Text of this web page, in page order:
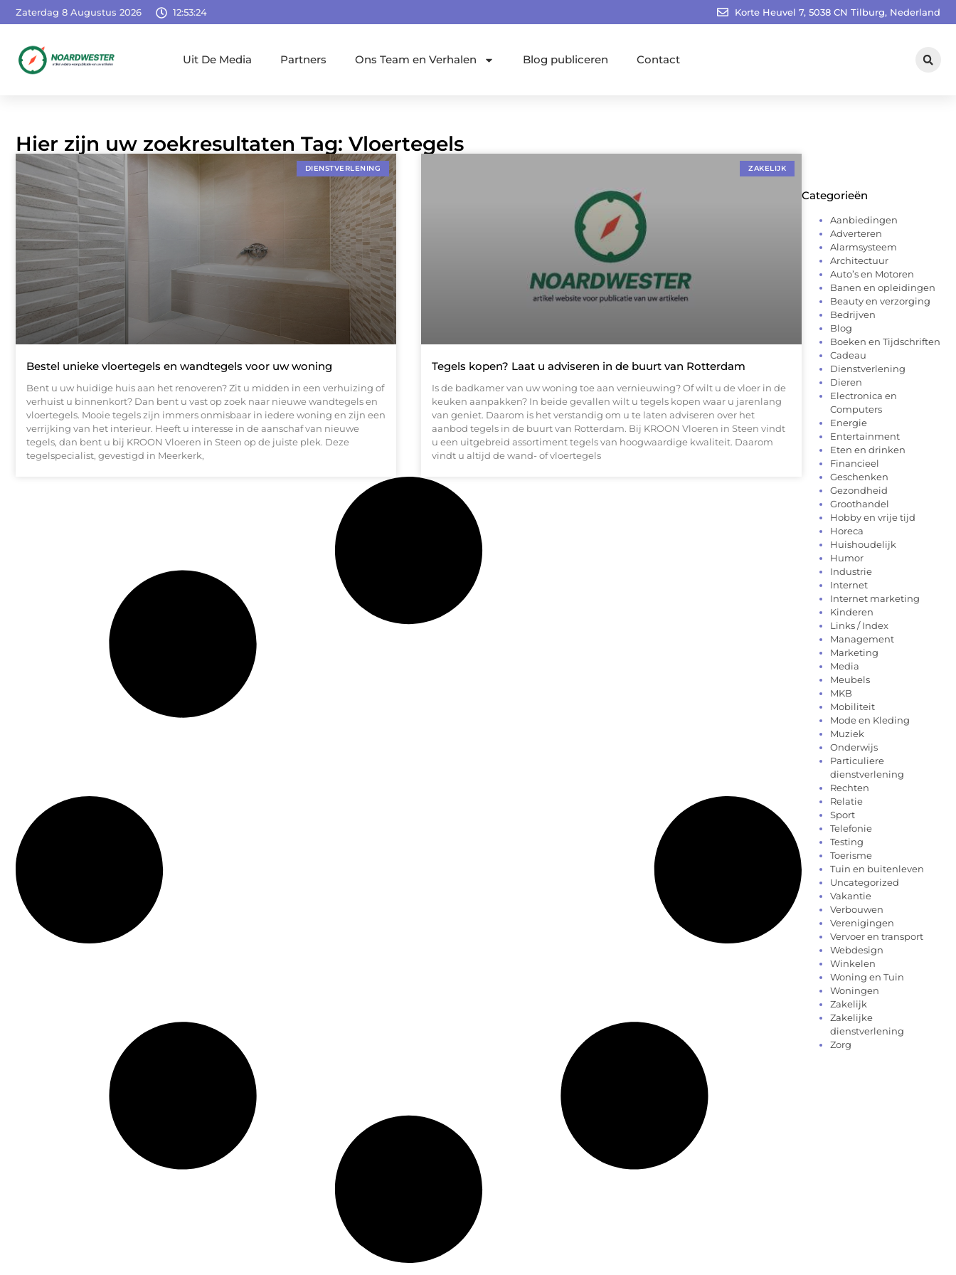
Zaterdag 8 Augustus 2026 12:53:25 Korte Heuvel 7, 5038 CN Tilburg, Nederland
Uit De Media Partners Ons Team en Verhalen Blog publiceren Contact
Hier zijn uw zoekresultaten Tag: Vloertegels
DIENSTVERLENING
Bestel unieke vloertegels en wandtegels voor uw woning
Bent u uw huidige huis aan het renoveren? Zit u midden in een verhuizing of
verhuist u binnenkort? Dan bent u vast op zoek naar nieuwe wandtegels en
vloertegels. Mooie tegels zijn immers onmisbaar in iedere woning en zijn een
verrijking van het interieur. Heeft u interesse in de aanschaf van nieuwe
tegels, dan bent u bij KROON Vloeren in Steen op de juiste plek. Deze
tegelspecialist, gevestigd in Meerkerk,
ZAKELIJK
Tegels kopen? Laat u adviseren in de buurt van Rotterdam
Is de badkamer van uw woning toe aan vernieuwing? Of wilt u de vloer in de
keuken aanpakken? In beide gevallen wilt u tegels kopen waar u jarenlang
van geniet. Daarom is het verstandig om u te laten adviseren over het
aanbod tegels in de buurt van Rotterdam. Bij KROON Vloeren in Steen vindt
u een uitgebreid assortiment tegels van hoogwaardige kwaliteit. Daarom
vindt u altijd de wand- of vloertegels
Categorieën
Aanbiedingen
Adverteren
Alarmsysteem
Architectuur
Auto’s en Motoren
Banen en opleidingen
Beauty en verzorging
Bedrijven
Blog
Boeken en Tijdschriften
Cadeau
Dienstverlening
Dieren
Electronica en
Computers
Energie
Entertainment
Eten en drinken
Financieel
Geschenken
Gezondheid
Groothandel
Hobby en vrije tijd
Horeca
Huishoudelijk
Humor
Industrie
Internet
Internet marketing
Kinderen
Links / Index
Management
Marketing
Media
Meubels
MKB
Mobiliteit
Mode en Kleding
Muziek
Onderwijs
Particuliere
dienstverlening
Rechten
Relatie
Sport
Telefonie
Testing
Toerisme
Tuin en buitenleven
Uncategorized
Vakantie
Verbouwen
Verenigingen
Vervoer en transport
Webdesign
Winkelen
Woning en Tuin
Woningen
Zakelijk
Zakelijke
dienstverlening
Zorg